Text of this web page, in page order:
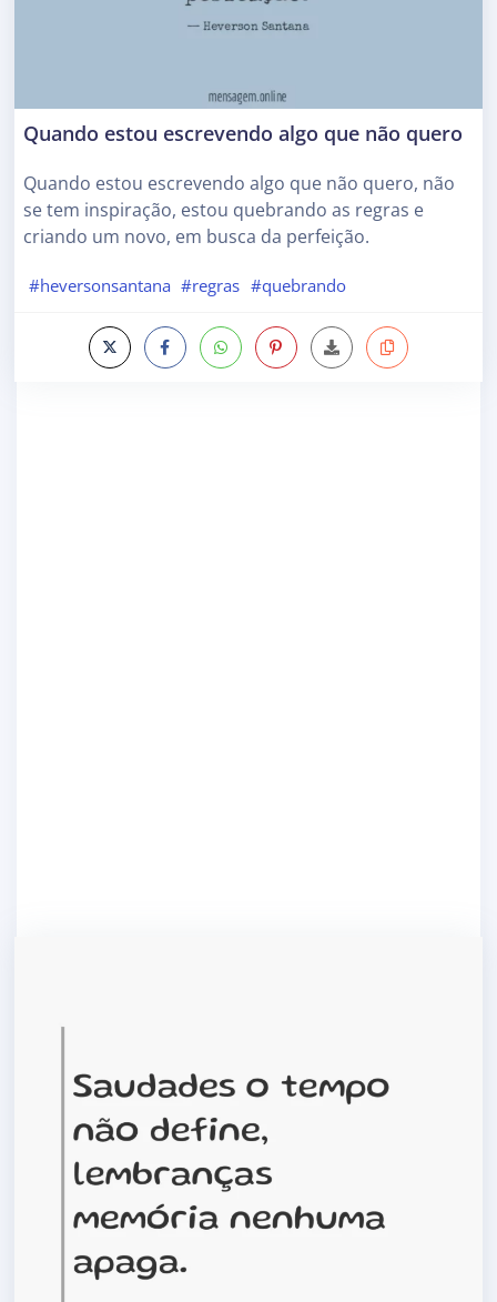
Quando estou escrevendo algo que não quero
Quando estou escrevendo algo que não quero, não
se tem inspiração, estou quebrando as regras e
criando um novo, em busca da perfeição.
#heversonsantana #regras #quebrando